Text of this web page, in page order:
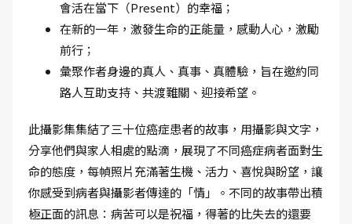
會活在當下（Present）的幸福；
在新的一年，激發生命的正能量，感動人心，激勵
前行；
彙聚作者身邊的真人、真事、真體驗，旨在邀約同
路人互助支持、共渡難關、迎接希望。
此攝影集集結了三十位癌症患者的故事，用攝影與文字，
分享他們與家人相處的點滴，展現了不同癌症病者面對生
命的態度，每幀照片充滿著生機、活力、喜悅與盼望，讓
你感受到病者與攝影者傳達的「情」。不同的故事帶出積
極正面的訊息：病苦可以是祝福，得著的比失去的還要